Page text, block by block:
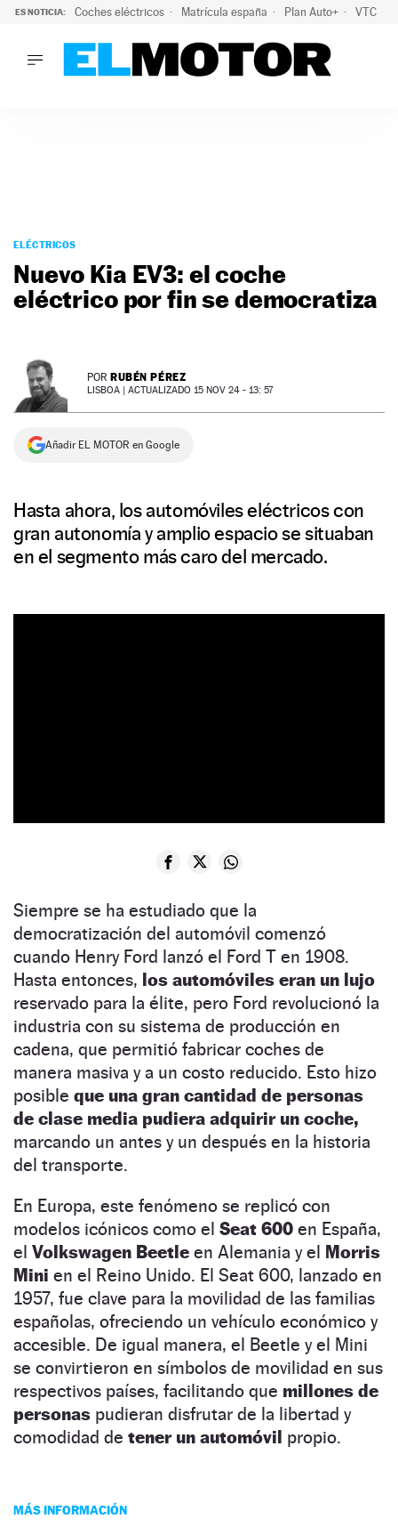
ES NOTICIA: Coches eléctricos Matrícula españa Plan Auto+ VTC
PODCAST
MOTOS
TECNOLOGÍA
PREMIOS
SERVICIOS
ELÉCTRICOS
Nuevo Kia EV3: el coche
eléctrico por fin se democratiza
POR RUBÉN PÉREZ
LISBOA | ACTUALIZADO 15 NOV 24 - 13: 57
Añadir EL MOTOR en Google
Hasta ahora, los automóviles eléctricos con
gran autonomía y amplio espacio se situaban
en el segmento más caro del mercado.
Siempre se ha estudiado que la
democratización del automóvil comenzó
cuando Henry Ford lanzó el Ford T en 1908.
Hasta entonces, los automóviles eran un lujo
reservado para la élite, pero Ford revolucionó la
industria con su sistema de producción en
cadena, que permitió fabricar coches de
manera masiva y a un costo reducido. Esto hizo
posible que una gran cantidad de personas
de clase media pudiera adquirir un coche,
marcando un antes y un después en la historia
del transporte.
En Europa, este fenómeno se replicó con
modelos icónicos como el Seat 600 en España,
el Volkswagen Beetle en Alemania y el Morris
Mini en el Reino Unido. El Seat 600, lanzado en
1957, fue clave para la movilidad de las familias
españolas, ofreciendo un vehículo económico y
accesible. De igual manera, el Beetle y el Mini
se convirtieron en símbolos de movilidad en sus
respectivos países, facilitando que millones de
personas pudieran disfrutar de la libertad y
comodidad de tener un automóvil propio.
MÁS INFORMACIÓN